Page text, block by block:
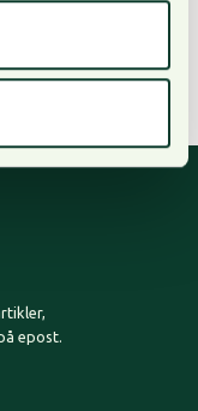
epost.